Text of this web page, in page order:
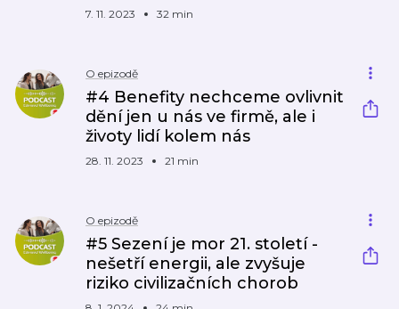
7. 11. 2023 32 min
O epizodě
#4 Benefity nechceme ovlivnit
dění jen u nás ve firmě, ale i
životy lidí kolem nás
28. 11. 2023 21 min
O epizodě
#5 Sezení je mor 21. století -
nešetří energii, ale zvyšuje
riziko civilizačních chorob